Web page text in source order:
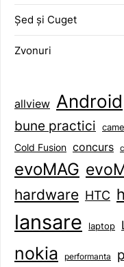
Șed și Cuget
Zvonuri
allview Android
bune practici
Cold Fusion concurs
evoMAG
hardware HTC
lansare laptop
nokia performanta